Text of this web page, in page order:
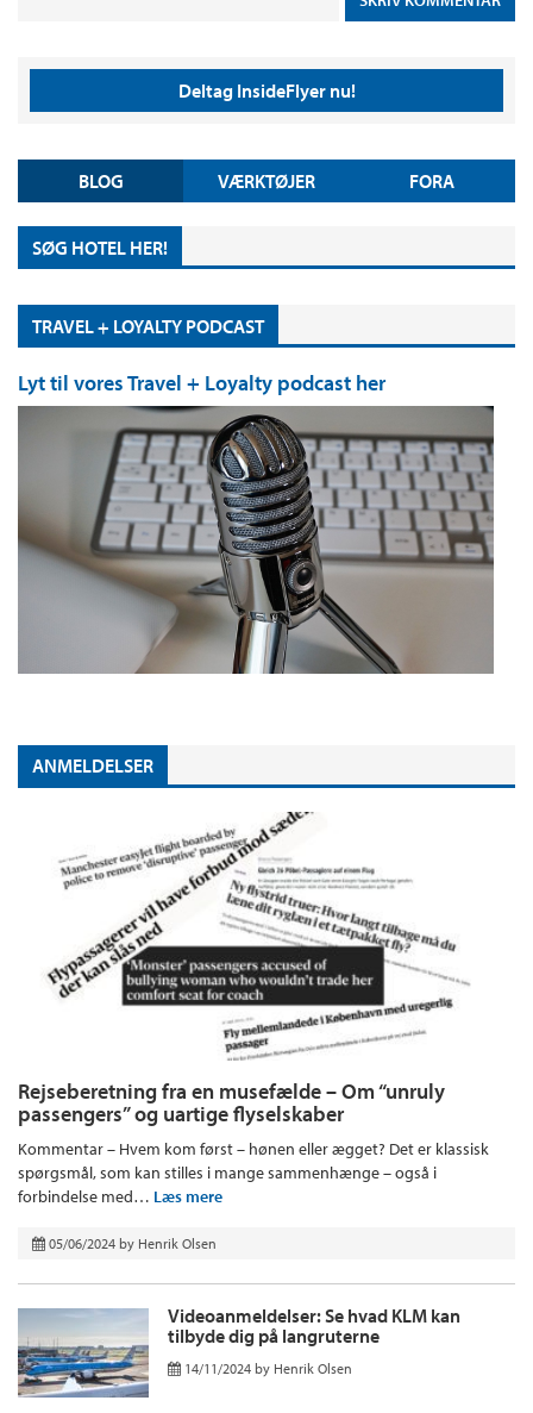
Deltag InsideFlyer nu!
BLOG VÆRKTØJER FORA
SØG HOTEL HER!
TRAVEL + LOYALTY PODCAST
Lyt til vores Travel + Loyalty podcast her
ANMELDELSER
Rejseberetning fra en musefælde – Om “unruly
passengers” og uartige flyselskaber
Kommentar – Hvem kom først – hønen eller ægget? Det er klassisk
spørgsmål, som kan stilles i mange sammenhænge – også i
forbindelse med… Læs mere
05/06/2024 by Henrik Olsen
Videoanmeldelser: Se hvad KLM kan
tilbyde dig på langruterne
14/11/2024 by Henrik Olsen